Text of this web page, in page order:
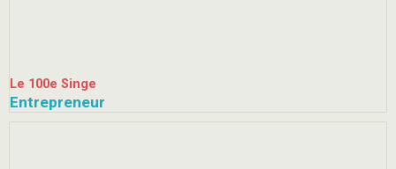
Le 100e Singe
Entrepreneur